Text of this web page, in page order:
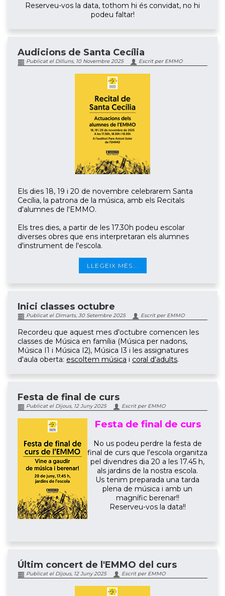
Reserveu-vos la data, tothom hi és convidat, no hi
podeu faltar!
Audicions de Santa Cecília
Publicat el Dilluns, 10 Novembre 2025 Escrit per EMMO
Els dies 18, 19 i 20 de novembre celebrarem Santa
Cecília, la patrona de la música, amb els Recitals
d'alumnes de l'EMMO.
Els tres dies, a partir de les 17.30h podeu escolar
diverses obres que ens interpretaran els alumnes
d'instrument de l'escola.
LLEGEIX MÉS...
Inici classes octubre
Publicat el Dimarts, 30 Setembre 2025 Escrit per EMMO
Recordeu que aquest mes d'octubre comencen les
classes de Música en família (Música per nadons,
Música I1 i Música I2), Música I3 i les assignatures
d'aula oberta: escoltem música i coral d'adults.
Festa de final de curs
Publicat el Dijous, 12 Juny 2025 Escrit per EMMO
Festa de final de curs
No us podeu perdre la festa de
final de curs que l'escola organitza
pel divendres dia 20 a les 17.45 h,
als jardins de la nostra escola.
Us tenim preparada una tarda
plena de música i amb un
magnífic berenar!!
Reserveu-vos la data!!
Últim concert de l'EMMO del curs
Publicat el Dijous, 12 Juny 2025 Escrit per EMMO